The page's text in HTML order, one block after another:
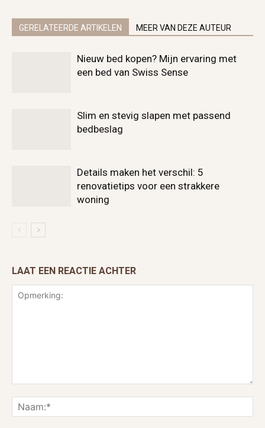
GERELATEERDE ARTIKELEN MEER VAN DEZE AUTEUR
Nieuw bed kopen? Mijn ervaring met
een bed van Swiss Sense
Slim en stevig slapen met passend
bedbeslag
Details maken het verschil: 5
renovatietips voor een strakkere
woning
LAAT EEN REACTIE ACHTER